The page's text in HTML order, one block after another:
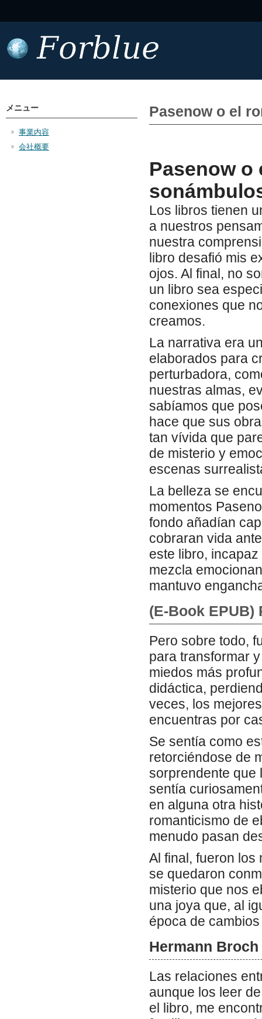
Pasenow o el
Pasenow o
Los libros tienen
a nuestros
nuestra
libro desafió mis
ojos. Al final, no
un libro sea
conexiones que
creamos.
La narrativa era
elaborados para
perturbadora,
nuestras almas,
sabíamos que
hace que sus
tan vívida que
de misterio y
escenas
La belleza se
momentos
fondo añadían
cobraran vida
este libro,
mezcla
mantuvo
(E-Book
Pero sobre todo,
para transformar
miedos más
didáctica,
veces, los
encuentras por
Se sentía como
retorciéndose de
sorprendente que
sentía
en alguna otra
romanticismo de
menudo pasan
Al final, fueron los
se quedaron
misterio que nos
una joya que, al
época de
Hermann
Las relaciones
aunque los leer
el libro, me
メニュー
事業内容
会社概要